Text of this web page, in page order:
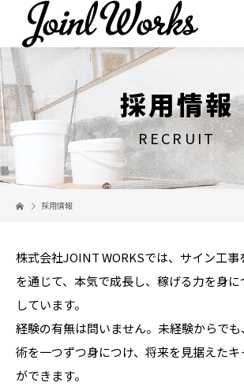
採用情報
RECRUIT
採用情報
株式会社JOINT WORKSでは、サイン工事
を通じて、本気で成長し、稼げる力を身
しています。
経験の有無は問いません。未経験からで
術を一つずつ身につけ、将来を見据えた
ができます。